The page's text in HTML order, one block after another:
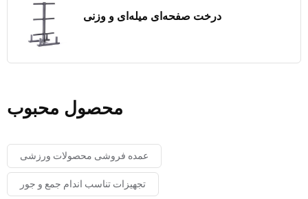
درخت صفحه‌ای میله‌ای و وزنی
محصول محبوب
عمده فروشی محصولات ورزشی
تجهیزات تناسب اندام جمع و جور